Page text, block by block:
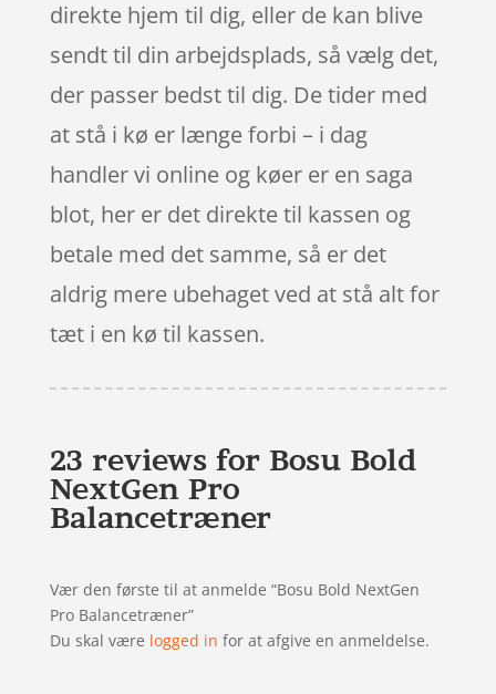
direkte hjem til dig, eller de kan blive
sendt til din arbejdsplads, så vælg det,
der passer bedst til dig. De tider med
at stå i kø er længe forbi – i dag
handler vi online og køer er en saga
blot, her er det direkte til kassen og
betale med det samme, så er det
aldrig mere ubehaget ved at stå alt for
tæt i en kø til kassen.
23 reviews for Bosu Bold
NextGen Pro
Balancetræner
Vær den første til at anmelde “Bosu Bold NextGen
Pro Balancetræner”
Du skal være logged in for at afgive en anmeldelse.